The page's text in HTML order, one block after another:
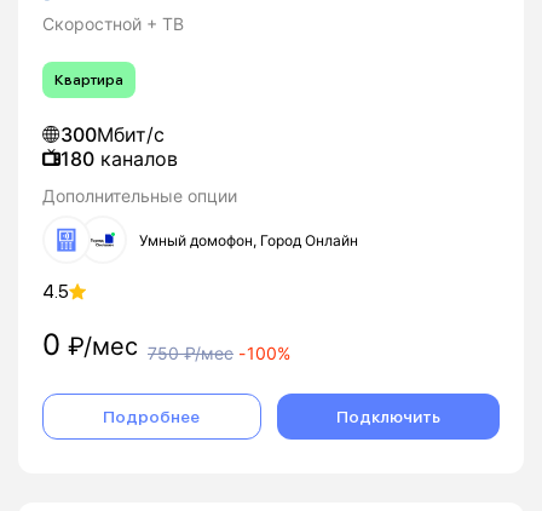
Скоростной + ТВ
Квартира
300Мбит/с
180 каналов
Дополнительные опции
Умный домофон, Город Онлайн
4.5
0 ₽/мес 750₽/мес -100%
Подробнее Подключить